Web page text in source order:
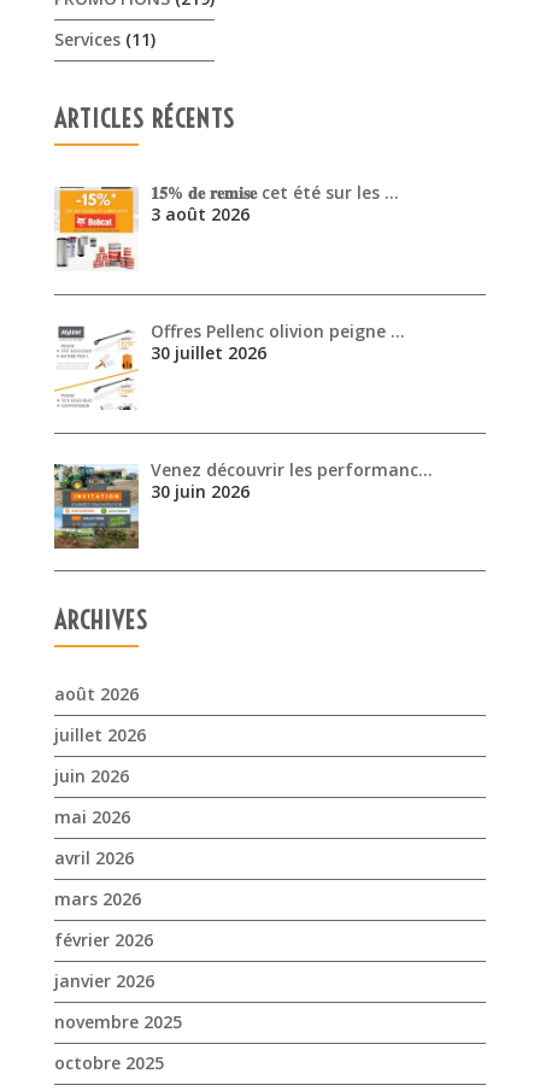
Services(11)
ARTICLES RÉCENTS
𝟏𝟓% 𝐝𝐞 𝐫𝐞𝐦𝐢𝐬𝐞 cet été sur les …
3 août 2026
Offres Pellenc olivion peigne …
30 juillet 2026
Venez découvrir les performanc…
30 juin 2026
ARCHIVES
août 2026
juillet 2026
juin 2026
mai 2026
avril 2026
mars 2026
février 2026
janvier 2026
novembre 2025
octobre 2025